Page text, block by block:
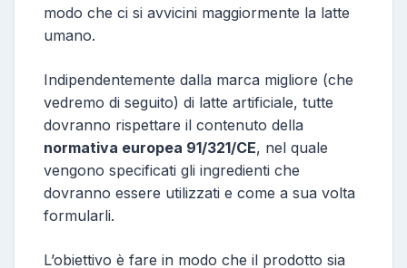
modo che ci si avvicini maggiormente la latte
umano.
Indipendentemente dalla marca migliore (che
vedremo di seguito) di latte artificiale, tutte
dovranno rispettare il contenuto della
normativa europea 91/321/CE, nel quale
vengono specificati gli ingredienti che
dovranno essere utilizzati e come a sua volta
formularli.
L’obiettivo è fare in modo che il prodotto sia